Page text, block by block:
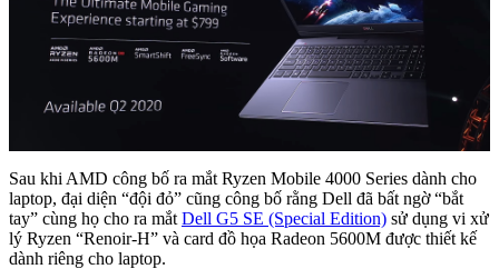
Sau khi AMD công bố ra mắt Ryzen Mobile 4000 Series dành cho
laptop, đại diện “đội đỏ” cũng công bố rằng Dell đã bất ngờ “bắt
tay” cùng họ cho ra mắt Dell G5 SE (Special Edition) sử dụng vi xử
lý Ryzen “Renoir-H” và card đồ họa Radeon 5600M được thiết kế
dành riêng cho laptop.